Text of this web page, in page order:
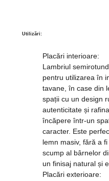
Utilizări:
Placări interioare:
Lambriul
pentru utilizarea în
tavane, în case din
spații cu un design
autenticitate și
încăpere într-un
caracter. Este
lemn masiv, fără a
scump al bârnelor
un finisaj natural și
Placări exterioare: